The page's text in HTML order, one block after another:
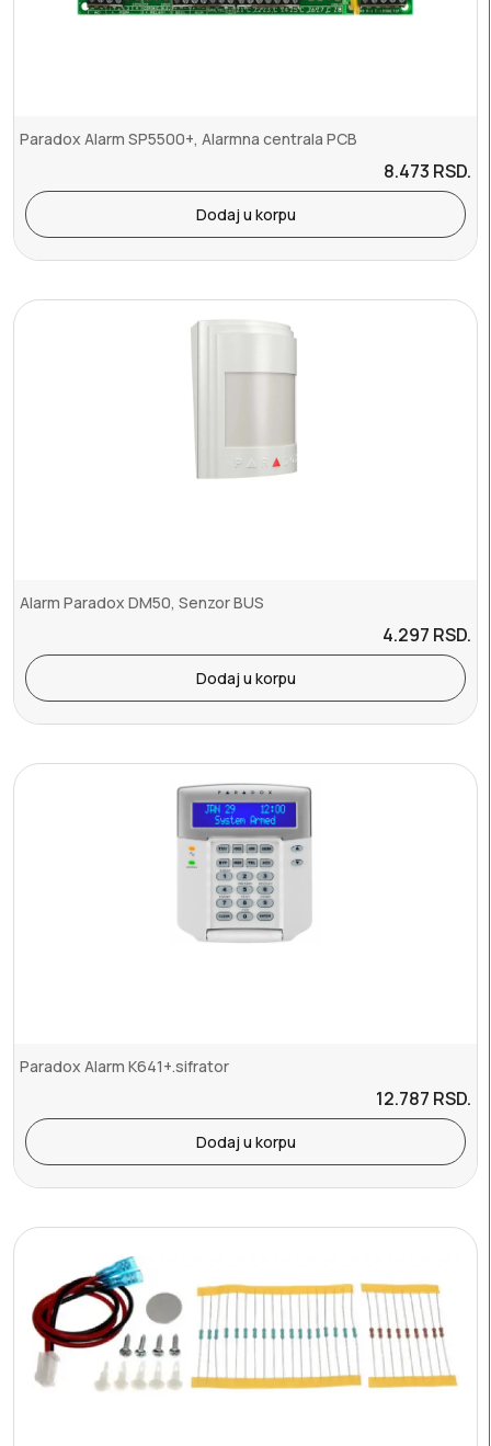
Paradox Alarm SP5500+, Alarmna centrala PCB
8.473 RSD.
Dodaj u korpu
Alarm Paradox DM50, Senzor BUS
4.297 RSD.
Dodaj u korpu
Paradox Alarm K641+.sifrator
12.787 RSD.
Dodaj u korpu